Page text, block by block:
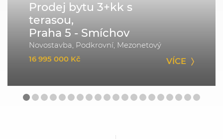
Prodej bytu 3+kk s
terasou,
Praha 5 - Smíchov
Novostavba, Podkrovní, Mezonetový
16 995 000 Kč
VÍCE